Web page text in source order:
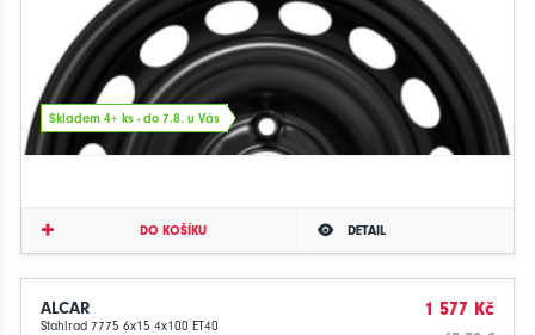
Skladem 4+ ks - do 7.8. u Vás
DO KOŠÍKU DETAIL
ALCAR
Stahlrad 7775 6x15 4x100 ET40
1 577 Kč